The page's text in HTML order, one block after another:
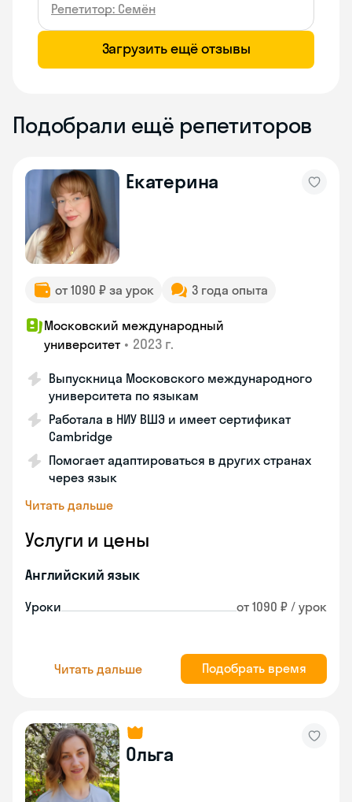
Репетитор: Семён
Загрузить ещё отзывы
Подобрали ещё репетиторов
Екатерина
от 1090 ₽ за урок 3 года опыта
Московский международный
университет • 2023 г.
Выпускница Московского международного
университета по языкам
Работала в НИУ ВШЭ и имеет сертификат
Cambridge
Помогает адаптироваться в других странах
через язык
Читать дальше
Услуги и цены
Английский язык
Уроки от 1090 ₽ / урок
Читать дальше Подобрать время
Ольга